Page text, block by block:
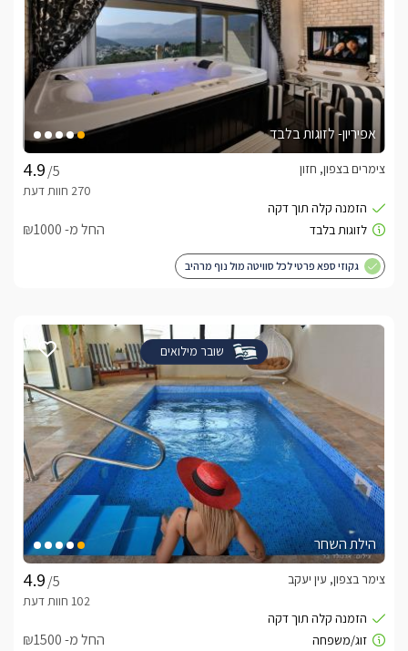
אפיריון- לזוגות בלבד
/5
צימרים בצפון, חזון
החל מ- ₪1000
גקוזי ספא פרטי לכל סוויטה מול נוף מרהיב
שובר מילואים
הילת השחר
/5
צימר בצפון, עין יעקב
החל מ- ₪1500